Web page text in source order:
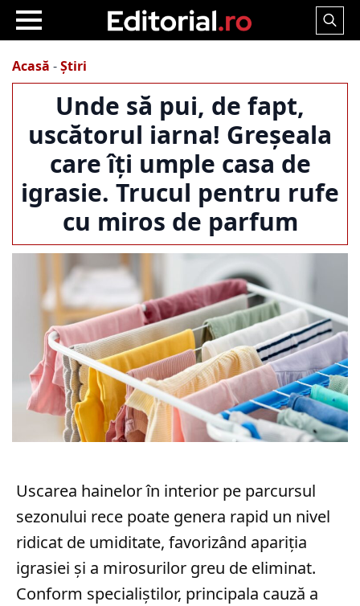
Search
Acasă -Știri
Unde să pui, de fapt,
uscătorul iarna! Greșeala
care îți umple casa de
igrasie. Trucul pentru rufe
cu miros de parfum
Uscarea hainelor în interior pe parcursul
sezonului rece poate genera rapid un nivel
ridicat de umiditate, favorizând apariția
igrasiei și a mirosurilor greu de eliminat.
Conform specialiștilor, principala cauză a